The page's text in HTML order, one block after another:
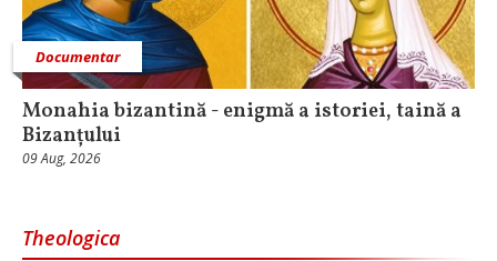
Documentar
Monahia bizantină - enigmă a istoriei, taină a
Bizanțului
09 Aug, 2026
Theologica